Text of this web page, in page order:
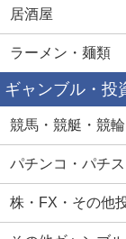
居酒屋
ラーメン・麺類
ギャンブル・投
競馬・競艇・競輪
パチンコ・パチス
株・FX・その他